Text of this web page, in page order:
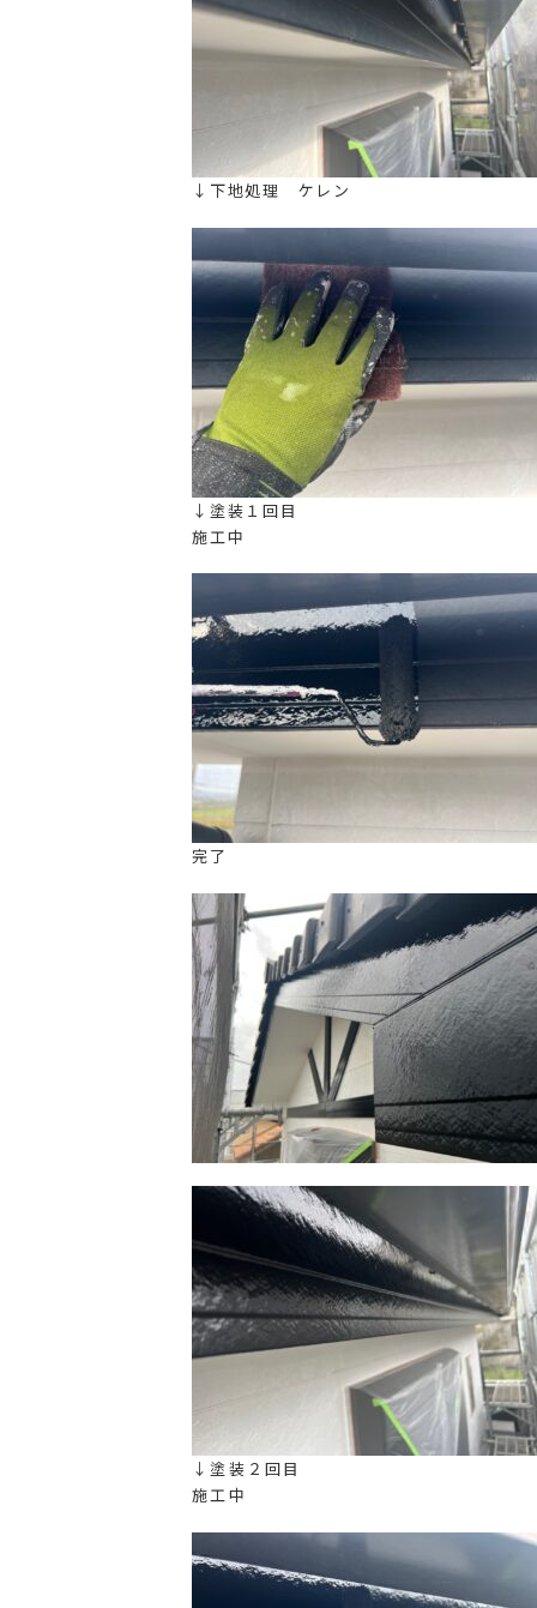
↓下地処理 ケレン
↓塗装１回目
施工中
完了
↓塗装２回目
施工中